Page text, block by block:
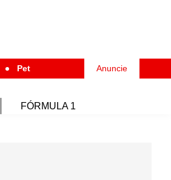
Pet Anuncie
FÓRMULA 1